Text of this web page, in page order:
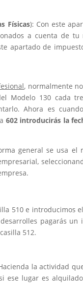
Físicas): Con este
a cuenta de
apartado de
, normalmente
Modelo 130 cada
Ahora es
602 introducirás la
general se usa el
510 e introducimos el
pagarás un
512.
la actividad
ese lugar es